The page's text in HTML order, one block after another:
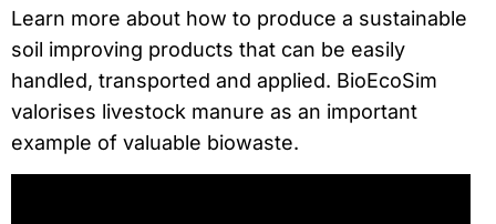
Learn more about how to produce a sustainable
soil improving products that can be easily
handled, transported and applied. BioEcoSim
valorises livestock manure as an important
example of valuable biowaste.